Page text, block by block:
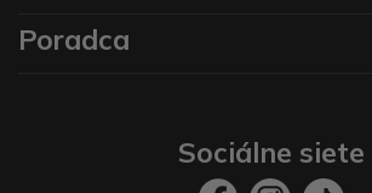
Poradca
Sociálne siete